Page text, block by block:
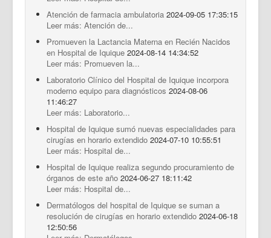
Atención de farmacia ambulatoria 2024-09-05 17:35:15
Leer más: Atención de...
Promueven la Lactancia Materna en Recién Nacidos
en Hospital de Iquique 2024-08-14 14:34:52
Leer más: Promueven la...
Laboratorio Clínico del Hospital de Iquique incorpora
moderno equipo para diagnósticos 2024-08-06
11:46:27
Leer más: Laboratorio...
Hospital de Iquique sumó nuevas especialidades para
cirugías en horario extendido 2024-07-10 10:55:51
Leer más: Hospital de...
Hospital de Iquique realiza segundo procuramiento de
órganos de este año 2024-06-27 18:11:42
Leer más: Hospital de...
Dermatólogos del hospital de Iquique se suman a
resolución de cirugías en horario extendido 2024-06-18
12:50:56